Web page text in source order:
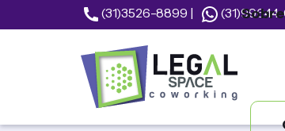
(31)3526-8899 |